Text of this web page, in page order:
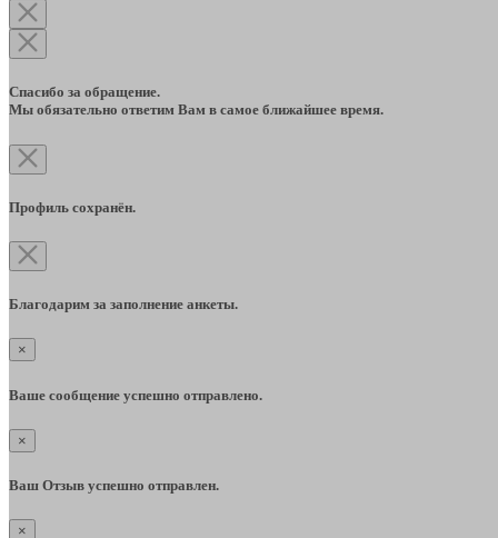
Спасибо за обращение.
Мы обязательно ответим Вам в самое ближайшее время.
Профиль сохранён.
Благодарим за заполнение анкеты.
×
Ваше сообщение успешно отправлено.
×
Ваш Отзыв успешно отправлен.
×